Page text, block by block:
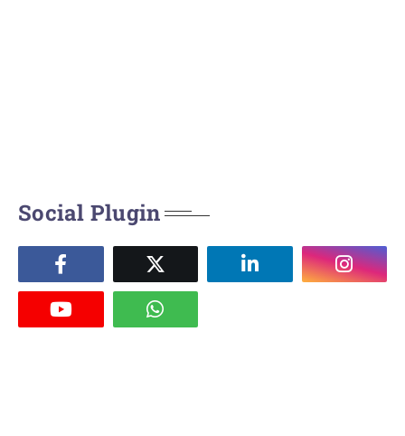
Social Plugin